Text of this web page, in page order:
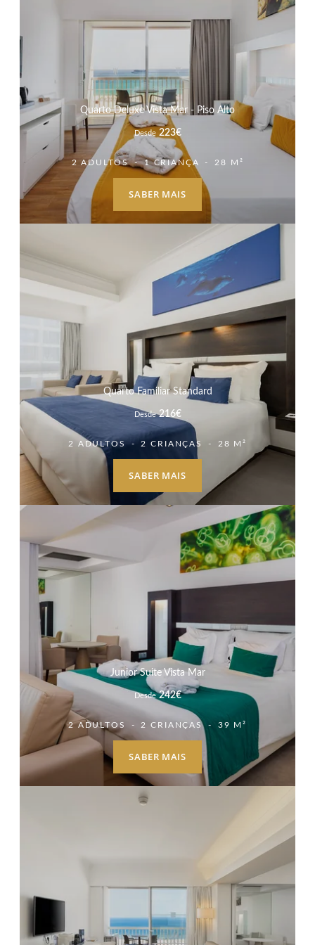
Quarto Deluxe Vista Mar - Piso Alto
Desde 223€
2 ADULTOS 1 CRIANÇA 28 M²
SABER MAIS
Quarto Familiar Standard
Desde 216€
2 ADULTOS 2 CRIANÇAS 28 M²
SABER MAIS
Junior Suite Vista Mar
Desde 242€
2 ADULTOS 2 CRIANÇAS 39 M²
SABER MAIS